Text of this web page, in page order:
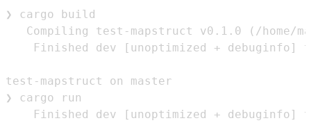
   Compiling test-mapstruct v0.1.0
( /home/
    Finished dev
[ unoptimized + debuginfo ]
    Finished dev
[ unoptimized + debuginfo ]